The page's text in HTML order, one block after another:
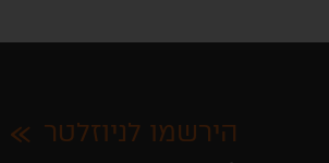
הירשמו לניוזלטר